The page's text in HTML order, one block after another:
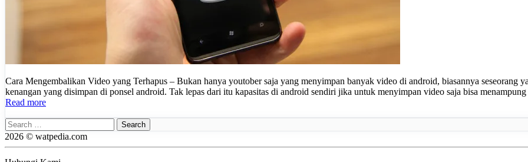
Cara Mengembalikan Video yang Terhapus – Bukan hanya youtober saja yang menyimpan banyak video di android, biasannya seseorang
kenangan yang disimpan di ponsel android. Tak lepas dari itu kapasitas di android sendiri jika untuk menyimpan video saja bisa
Read more
Search
for:
2026 © watpedia.com